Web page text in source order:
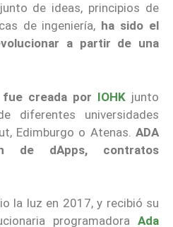
de ideas, principios de
de ingeniería, ha sido el
a partir de una
fue creada por IOHK junto
diferentes universidades
Edimburgo o Atenas. ADA
de dApps, contratos
la luz en 2017, y recibió su
programadora Ada